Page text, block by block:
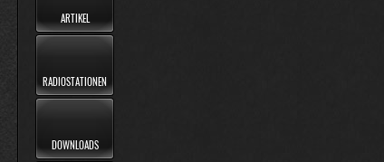
ARTIKEL
RADIOSTATIONEN
DOWNLOADS